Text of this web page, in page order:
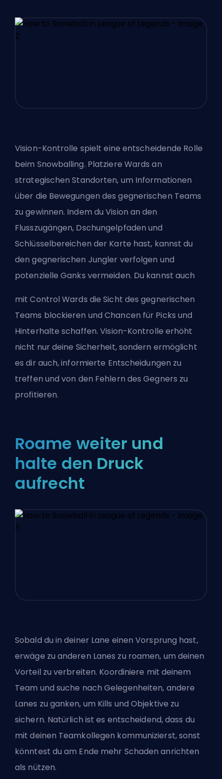
Vision-Kontrolle spielt eine entscheidende Rolle
beim Snowballing. Platziere Wards an
strategischen Standorten, um Informationen
über die Bewegungen des gegnerischen Teams
zu gewinnen. Indem du Vision an den
Flusszugängen, Dschungelpfaden und
Schlüsselbereichen der Karte hast, kannst du
den gegnerischen Jungler verfolgen und
potenzielle Ganks vermeiden. Du kannst auch
mit Control Wards die Sicht des gegnerischen
Teams blockieren und Chancen für Picks und
Hinterhalte schaffen. Vision-Kontrolle erhöht
nicht nur deine Sicherheit, sondern ermöglicht
es dir auch, informierte Entscheidungen zu
treffen und von den Fehlern des Gegners zu
profitieren.
Roame weiter und
halte den Druck
aufrecht
Sobald du in deiner Lane einen Vorsprung hast,
erwäge zu anderen Lanes zu roamen, um deinen
Vorteil zu verbreiten. Koordiniere mit deinem
Team und suche nach Gelegenheiten, andere
Lanes zu ganken, um Kills und Objektive zu
sichern. Natürlich ist es entscheidend, dass du
mit deinen Teamkollegen kommunizierst, sonst
könntest du am Ende mehr Schaden anrichten
als nützen.